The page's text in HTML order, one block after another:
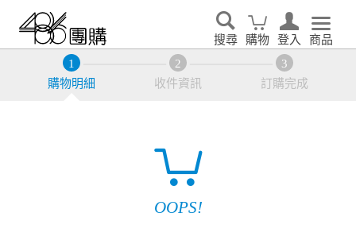
搜尋 購物 登入 商品
購物明細 收件資訊 訂購完成
OOPS!